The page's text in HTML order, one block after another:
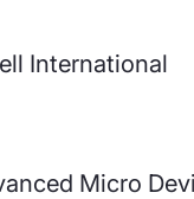
International
Micro